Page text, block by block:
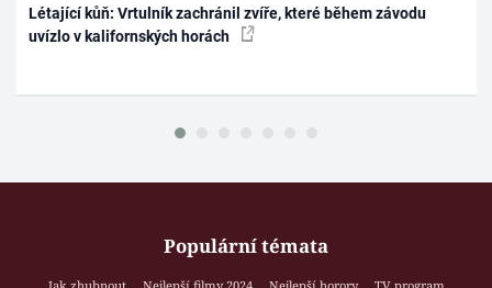
Létající kůň: Vrtulník zachránil zvíře, které během závodu
uvízlo v kalifornských horách
Populární témata